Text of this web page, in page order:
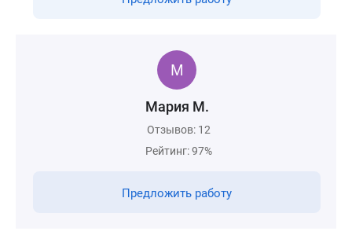
Мария М.
Отзывов: 12
Рейтинг: 97%
Предложить работу